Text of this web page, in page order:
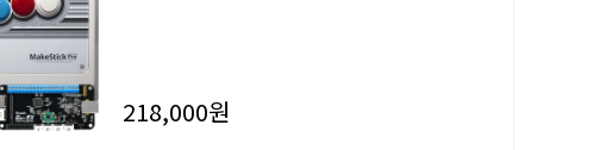
218,000원